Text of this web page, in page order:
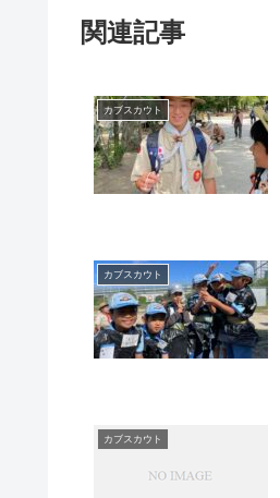
関連記事
カブスカウト
カブスカウト
カブスカウト